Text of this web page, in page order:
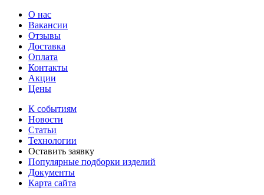
О нас
Вакансии
Отзывы
Доставка
Оплата
Контакты
Акции
Цены
К событиям
Новости
Статьи
Технологии
Оставить заявку
Популярные подборки изделий
Документы
Карта сайта